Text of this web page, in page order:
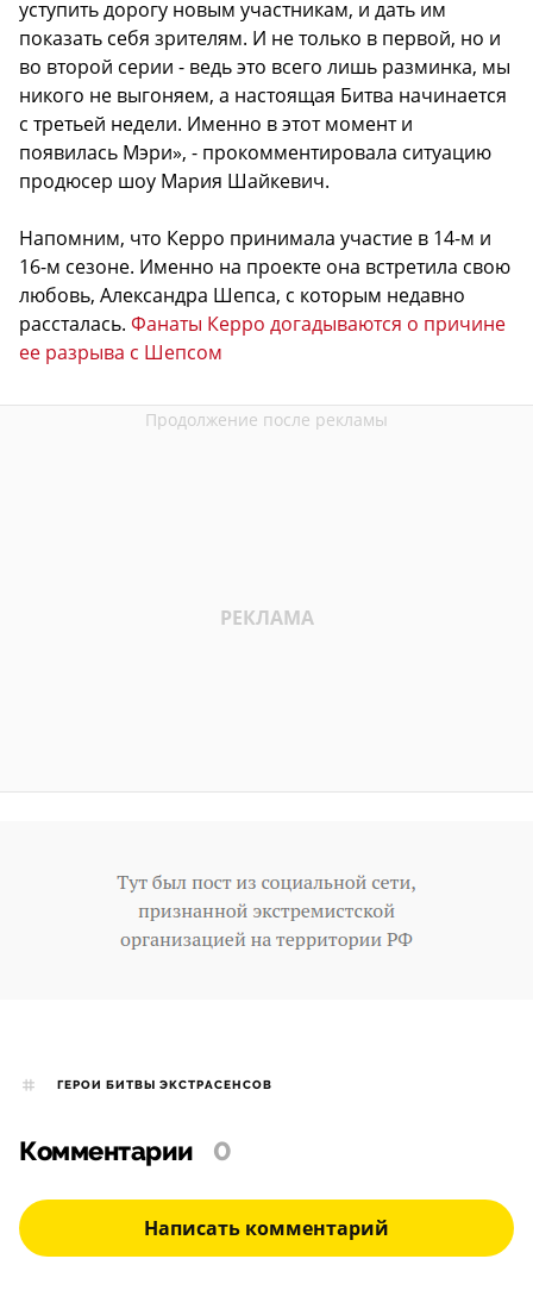
уступить дорогу новым участникам, и дать им
показать себя зрителям. И не только в первой, но и
во второй серии - ведь это всего лишь разминка, мы
никого не выгоняем, а настоящая Битва начинается
с третьей недели. Именно в этот момент и
появилась Мэри», - прокомментировала ситуацию
продюсер шоу Мария Шайкевич.
Напомним, что Керро принимала участие в 14-м и
16-м сезоне. Именно на проекте она встретила свою
любовь, Александра Шепса, с которым недавно
рассталась. Фанаты Керро догадываются о причине
ее разрыва с Шепсом
ГЕРОИ БИТВЫ ЭКСТРАСЕНСОВ
Комментарии 0
Написать комментарий